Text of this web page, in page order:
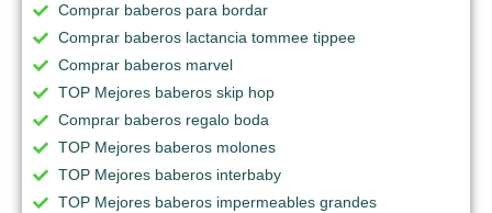
Comprar baberos para bordar
Comprar baberos lactancia tommee tippee
Comprar baberos marvel
TOP Mejores baberos skip hop
Comprar baberos regalo boda
TOP Mejores baberos molones
TOP Mejores baberos interbaby
TOP Mejores baberos impermeables grandes